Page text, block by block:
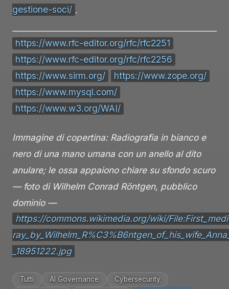
gestione-soci/ .
https://www.rfc-editor.org/rfc/rfc2251
https://www.rfc-editor.org/rfc/rfc2256
https://www.sirm.org/
https://www.zope.org/
https://www.mysql.com/
https://www.w3.org/WAI/
Immagine di copertina: Radiografia in bianco e
nero di una mano umana con un anello al dito
anulare; le ossa appaiono chiare su sfondo scuro
— foto di Wilhelm Conrad Röntgen, pubblico
dominio —
https://commons.wikimedia.org/wiki/
_18951222.jpg
Tutti AI Governance
Cybersecurity